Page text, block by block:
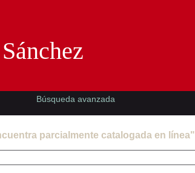
parcialmente catalogada en línea"
Búsqueda avanzada